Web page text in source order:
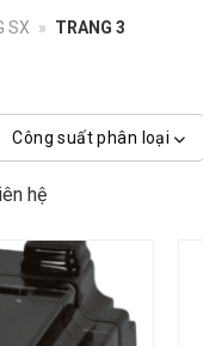
SX » TRANG 3
Công suất phân loại
hệ